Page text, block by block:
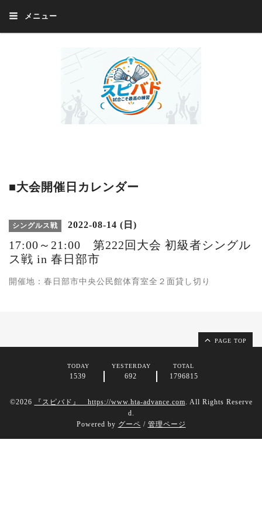
メニュー
■大会開催日カレンダー
シングルス戦 2022-08-14 (日)
17:00～21:00 第222回大会 初級者シングル
ス戦 in 春日部市
開催地：春日部市中央公民館体育室全２面貸し切り
PAGE TOP
TODAY
1539
YESTERDAY
692
TOTAL
1796815
©2026 『スピバド』 https://www.hta-advance.com. All Rights Reserve
d.
Powered by グーペ / 管理ページ